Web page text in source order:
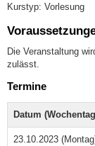
Kurstyp: Vorlesung
Die Veranstaltung
zulässt.
Termine
Datum
23.10.2023